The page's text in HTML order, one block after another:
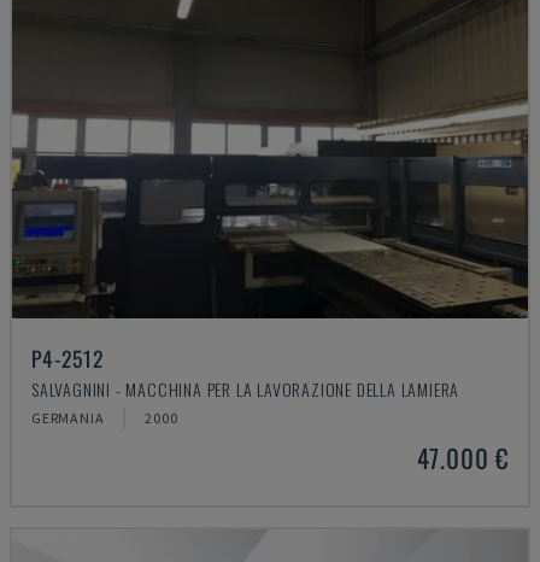
P4-2512
SALVAGNINI - MACCHINA PER LA LAVORAZIONE DELLA LAMIERA
GERMANIA 2000
47.000 €